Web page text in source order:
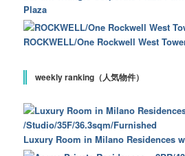
Plaza
ROCKWELL/One Rockwell West
weekly ranking（人気物件）
Luxury Room in Milano Residences